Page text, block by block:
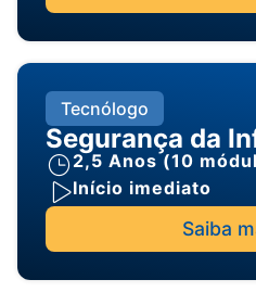
Tecnólogo
Segurança da
2,5 Anos (10
Início imediato
Saiba